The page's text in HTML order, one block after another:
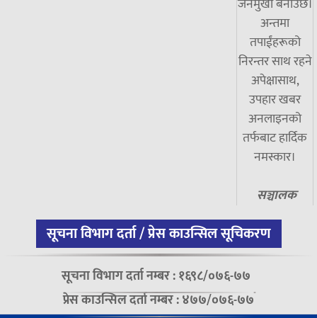
जनमुखी बनाउँछ।
अन्तमा
तपाईंहरूको
निरन्तर साथ रहने
अपेक्षासाथ,
उपहार खबर
अनलाइनको
तर्फबाट हार्दिक
नमस्कार।
सञ्चालक
सूचना विभाग दर्ता / प्रेस काउन्सिल सूचिकरण
सूचना विभाग दर्ता नम्बर : १६९८/०७६-७७
प्रेस काउन्सिल दर्ता नम्बर : ४७७/०७६-७७